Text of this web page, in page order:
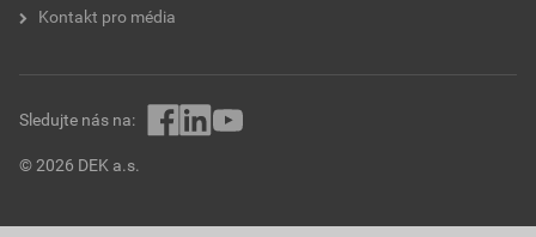
Kontakt pro média
© 2026 DEK a.s.
Sledujte nás na: